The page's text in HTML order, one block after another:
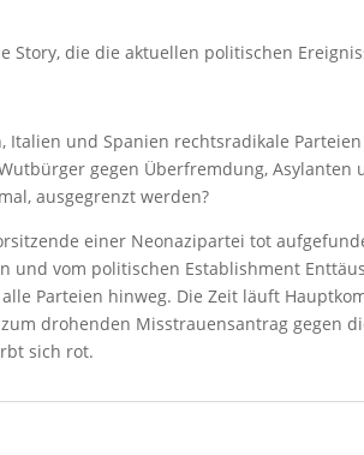
Story, die die aktuellen politischen
Italien und Spanien rechtsradikale
gegen Überfremdung, Asylanten
ausgegrenzt werden?
einer Neonazipartei tot
und vom politischen Establishment
Parteien hinweg. Die Zeit läuft
drohenden Misstrauensantrag gegen
sich rot.